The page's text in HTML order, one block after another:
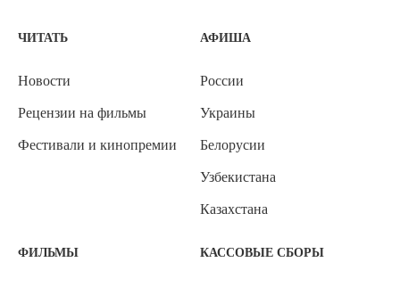
ЧИТАТЬ
Новости
Рецензии на фильмы
Фестивали и кинопремии
АФИША
России
Украины
Белорусии
Узбекистана
Казахстана
ФИЛЬМЫ КАССОВЫЕ СБОРЫ